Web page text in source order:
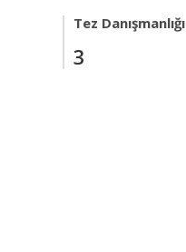
Tez Danışmanlığı
3